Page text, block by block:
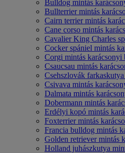
Bulldog mintás
Bullterrier mintás
Cairn terrier mintás
Cane corso mintás
Cavalier King Charles
Cocker spániel mintás
Corgi mintás karácsonyi
Csaucsau mintás
Csehszlovák
Csivava mintás
Dalmata mintás
Dobermann mintás
Erdélyi kopó mintás
Foxterrier mintás
Francia bulldog mintás
Golden retriever mintás
Holland juhászkutya